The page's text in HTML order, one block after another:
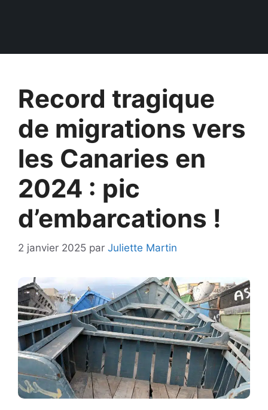
Record tragique
de migrations vers
les Canaries en
2024 : pic
d’embarcations !
2 janvier 2025 par Juliette Martin